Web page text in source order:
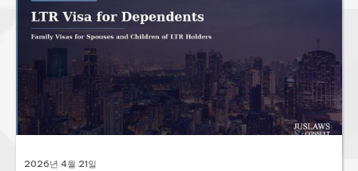
2026년 4월 21일